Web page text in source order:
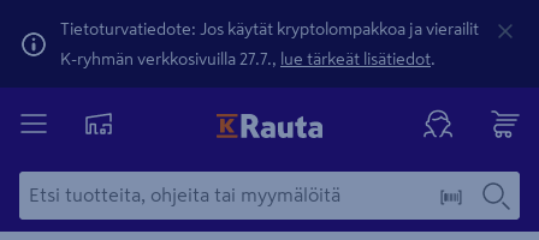
Tietoturvatiedote: Jos käytät kryptolompakkoa ja vierailit
K-ryhmän verkkosivuilla 27.7., lue tärkeät lisätiedot.